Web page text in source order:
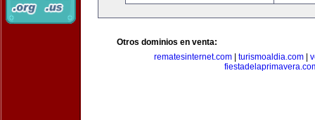
Otros dominios en venta:
rematesinternet.com| turismoaldia.com|